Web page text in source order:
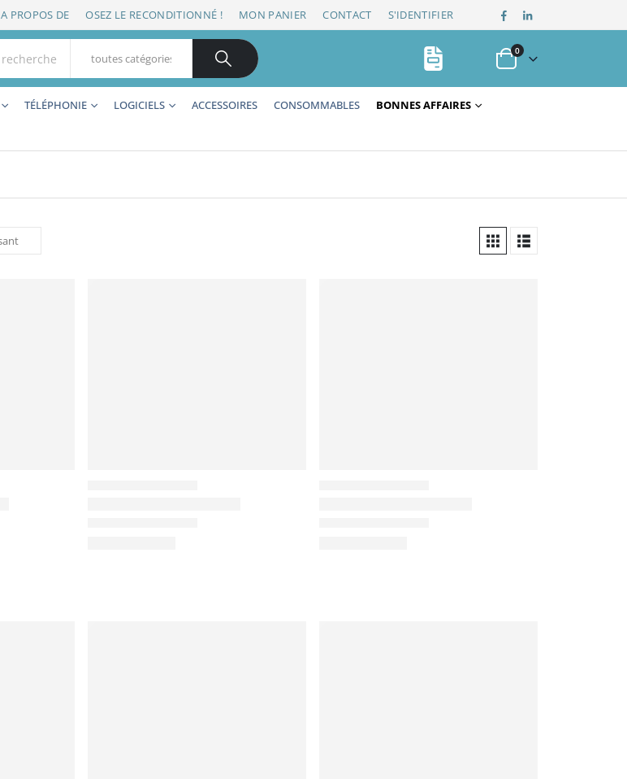
A PROPOS DE OSEZ LE RECONDITIONNÉ ! MON PANIER CONTACT S'IDENTIFIER
0
TÉLÉPHONIE LOGICIELS ACCESSOIRES CONSOMMABLES
BONNES AFFAIRES